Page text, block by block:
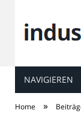
NAVIGIEREN
Home »